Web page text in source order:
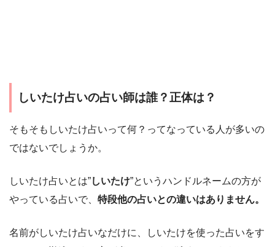
しいたけ占いの占い師は誰？正体は？
そもそもしいたけ占いって何？ってなっている人が多いの
ではないでしょうか。
しいたけ占いとは”しいたけ”というハンドルネームの方が
やっている占いで、 特段他の占いとの違いはありません。
名前がしいたけ占いなだけに、しいたけを使った占いをす